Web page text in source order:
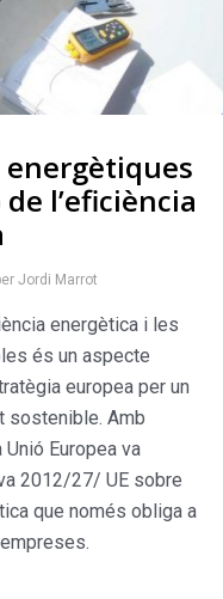
l’eficiència
Jordi Marrot
energètica i les
és un aspecte
europea per un
sostenible. Amb
Europea va
2012/27/ UE sobre
que només obliga a